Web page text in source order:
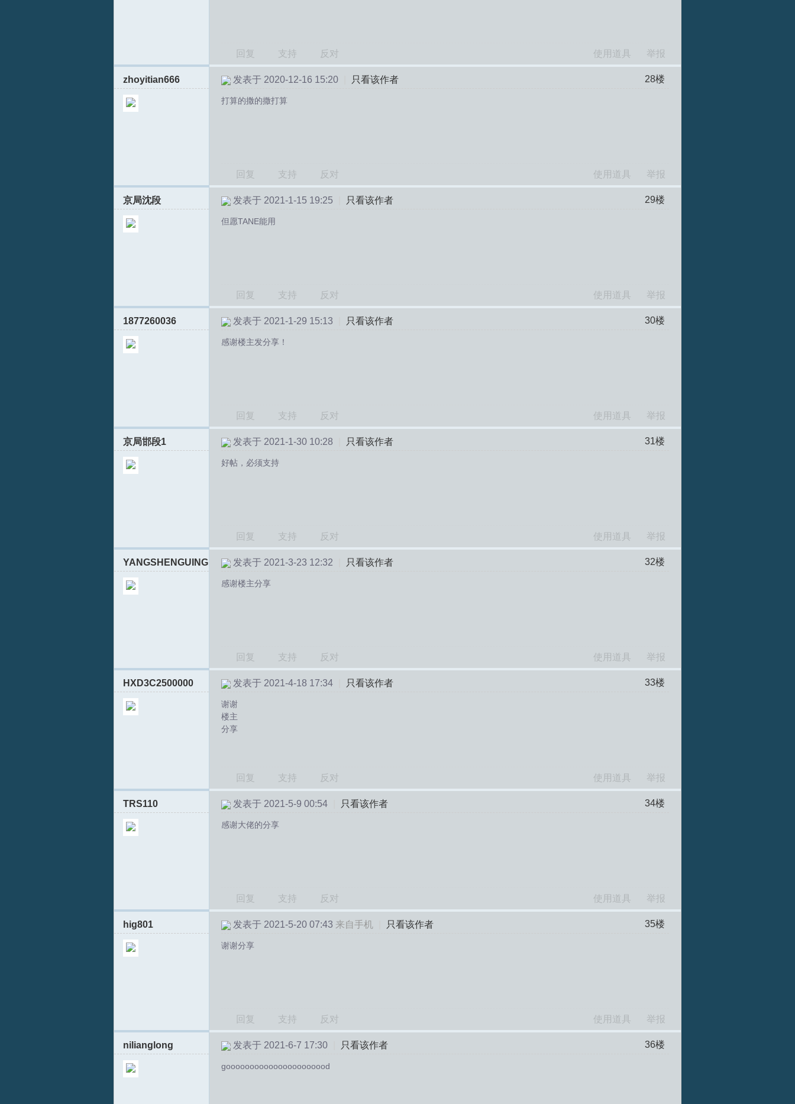
回复 支持 反对 使用道具 举报
zhoyitian666 28楼
发表于 2020-12-16 15:20 只看该作者
打算的撒的撒打算
回复 支持 反对 使用道具 举报
京局沈段 29楼
发表于 2021-1-15 19:25 只看该作者
但愿TANE能用
回复 支持 反对 使用道具 举报
1877260036 30楼
发表于 2021-1-29 15:13 只看该作者
感谢楼主发分享！
回复 支持 反对 使用道具 举报
京局邯段1 31楼
发表于 2021-1-30 10:28 只看该作者
好帖，必须支持
回复 支持 反对 使用道具 举报
YANGSHENGUING 32楼
发表于 2021-3-23 12:32 只看该作者
感谢楼主分享
回复 支持 反对 使用道具 举报
HXD3C2500000 33楼
发表于 2021-4-18 17:34 只看该作者
谢谢
楼主
分享
回复 支持 反对 使用道具 举报
TRS110 34楼
发表于 2021-5-9 00:54 只看该作者
感谢大佬的分享
回复 支持 反对 使用道具 举报
hig801 35楼
发表于 2021-5-20 07:43 来自手机 只看该作者
谢谢分享
回复 支持 反对 使用道具 举报
nilianglong 36楼
发表于 2021-6-7 17:30 只看该作者
goooooooooooooooooooood